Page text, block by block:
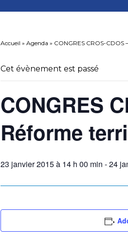
Accueil » Agenda » CONGRES CROS-CDOS
Cet évènement est passé
CONGRES
Réforme
23 janvier 2015 à 14 h 00 min -24